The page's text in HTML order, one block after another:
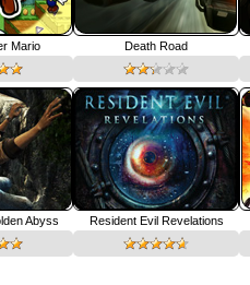
Mario Death Road
Abyss Resident Evil Revelations